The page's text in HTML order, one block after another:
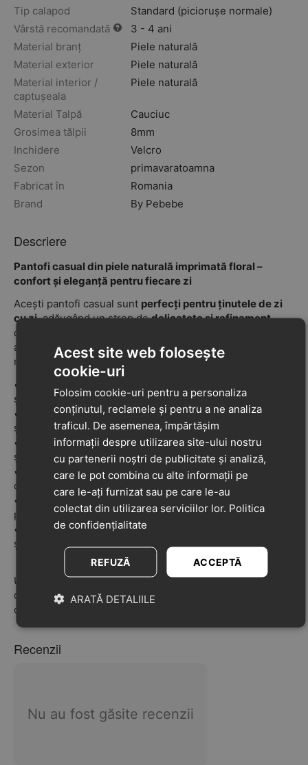
Tip calapod
Standard (piciorușe normale)
Vârstă recomandată
3 - 4 ani
Material branț
Piele naturală
Material exterior
Piele naturală
Material interior /
captușeala
Piele naturală
Material Talpă
Cauciuc
Grosimea tălpii
8mm
Inchidere
Velcro
Sezon
primavaratoamna
Fabricat în
Romania
Brand
By Pebebe
Descriere
Pantofi casual din piele naturală imprimată floral –
confort și eleganță pentru fiecare zi
Acești pantofi casual sunt perfecți pentru ținutele de zi
cu zi, adăugând un strop dedelicatețe și rafinament
datorită
atingere și durabili, sunt ideali pentru piciorușele
normale sau mai late.
✔
și confort la fiecare pas.
✔
Întăritură la călcâi– menține piciorul în poziția corectă
și asigură stabilitate.
✔
Bareta ajustabilă peste picior– permite o fixare sigură
și ușoară.
✔
Deschidere largă– pentru încălțare rapidă și
confortabilă.
✔
Branț drept– sprijină dezvoltarea sănătoasă a
piciorului.
✔
Interior din piele naturală fină
și respirabilitate optimă.
Un model versatil și feminin, perfect pentru micile
domnișoare care vor să pășească în lume cu stil și
confort!
Recenzii
Nu au fost găsite recenzii
Acest site web folosește
cookie-uri
Folosim cookie-uri pentru a personaliza
conținutul, reclamele și pentru a ne analiza
traficul. De asemenea, împărtășim
informații despre utilizarea site-ului nostru
cu partenerii noștri de publicitate și analiză,
care le pot combina cu alte informații pe
care le-ați furnizat sau pe care le-au
colectat din utilizarea serviciilor lor. Politica
de confidențialitate
ACCEPTĂ
REFUZĂ
ARATĂ DETALIILE